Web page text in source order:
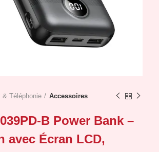
& Téléphonie Accessoires
B Power Bank –
avec Écran LCD,